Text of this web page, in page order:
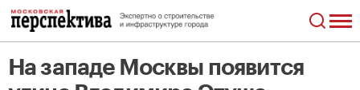
На западе Москвы появится